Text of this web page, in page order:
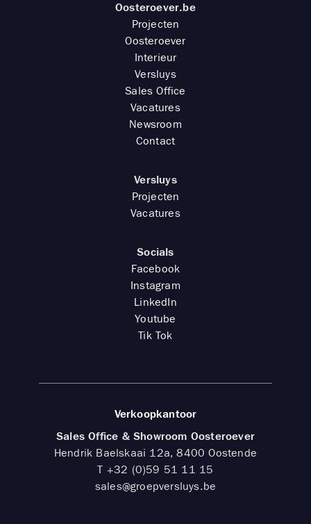
Oosteroever.be
Projecten
Oosteroever
Interieur
Versluys
Sales Office
Vacatures
Newsroom
Contact
Versluys
Projecten
Vacatures
Socials
Facebook
Instagram
LinkedIn
Youtube
Tik Tok
Verkoopkantoor
Sales Office & Showroom Oosteroever
Hendrik Baelskaai 12a, 8400 Oostende
T +32 (0)59 51 11 15
sales@groepversluys.be